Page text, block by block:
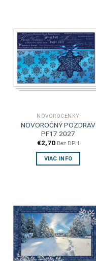
NOVOROČENKY
NOVOROČNÝ POZDRAV
PF17 2027
€2,70 Bez DPH
VIAC INFO